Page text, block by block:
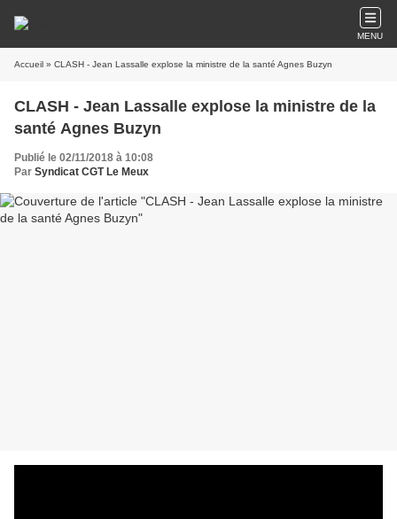
MENU
Accueil » CLASH - Jean Lassalle explose la ministre de la santé Agnes Buzyn
CLASH - Jean Lassalle explose la ministre de la
santé Agnes Buzyn
Publié le 02/11/2018 à 10:08
Par Syndicat CGT Le Meux